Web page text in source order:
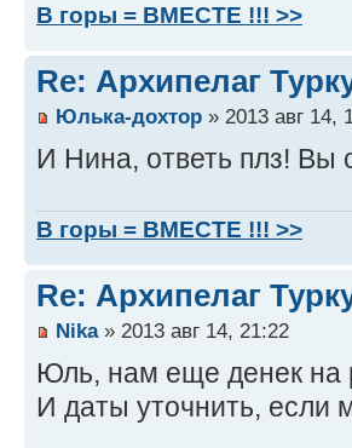
В горы = ВМЕСТЕ !!! >>
Re: Архипелаг
Юлька-дохтор » 2013 авг 14,
И Нина, ответь плз! Вы
В горы = ВМЕСТЕ !!! >>
Re: Архипелаг
Nika» 2013 авг 14, 21:22
Юль, нам еще денек на
И даты уточнить, если